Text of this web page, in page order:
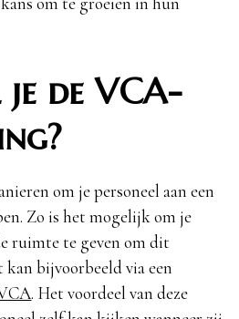
de VCA-
om je personeel aan een
Zo is het mogelijk om je
ruimte te geven om dit
bijvoorbeeld via een
. Het voordeel van deze